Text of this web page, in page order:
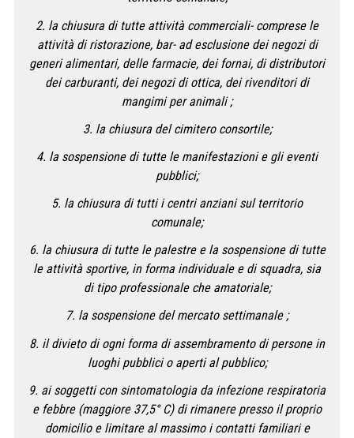
2. la chiusura di tutte attività commerciali- comprese le
attività di ristorazione, bar- ad esclusione dei negozi di
generi alimentari, delle farmacie, dei fornai, di distributori
dei carburanti, dei negozi di ottica, dei rivenditori di
mangimi per animali ;
3. la chiusura del cimitero consortile;
4. la sospensione di tutte le manifestazioni e gli eventi
pubblici;
5. la chiusura di tutti i centri anziani sul territorio
comunale;
6. la chiusura di tutte le palestre e la sospensione di tutte
le attività sportive, in forma individuale e di squadra, sia
di tipo professionale che amatoriale;
7. la sospensione del mercato settimanale ;
8. il divieto di ogni forma di assembramento di persone in
luoghi pubblici o aperti al pubblico;
9. ai soggetti con sintomatologia da infezione respiratoria
e febbre (maggiore 37,5° C) di rimanere presso il proprio
domicilio e limitare al massimo i contatti familiari e